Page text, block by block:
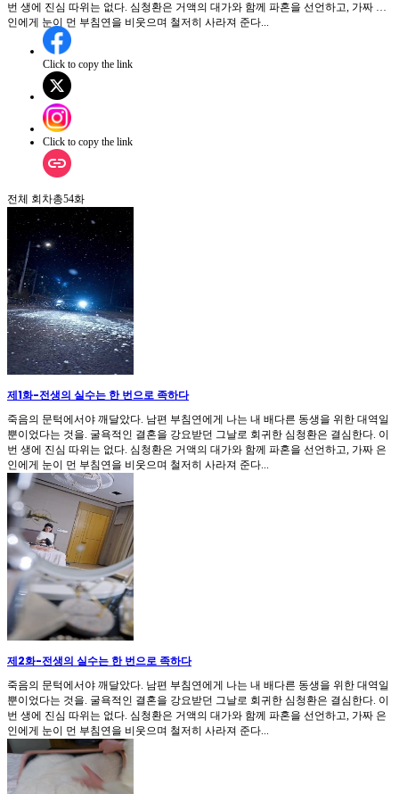
번 생에 진심 따위는 없다. 심청환은 거액의 대가와 함께 파혼을 선언하고, 가짜 은
인에게 눈이 먼 부침연을 비웃으며 철저히 사라져 준다...
Click to copy the link
Click to copy the link
전체 회차총54화
제1화-전생의 실수는 한 번으로 족하다
죽음의 문턱에서야 깨달았다. 남편 부침연에게 나는 내 배다른 동생을 위한 대역일
뿐이었다는 것을. 굴욕적인 결혼을 강요받던 그날로 회귀한 심청환은 결심한다. 이
번 생에 진심 따위는 없다. 심청환은 거액의 대가와 함께 파혼을 선언하고, 가짜 은
인에게 눈이 먼 부침연을 비웃으며 철저히 사라져 준다...
제2화-전생의 실수는 한 번으로 족하다
죽음의 문턱에서야 깨달았다. 남편 부침연에게 나는 내 배다른 동생을 위한 대역일
뿐이었다는 것을. 굴욕적인 결혼을 강요받던 그날로 회귀한 심청환은 결심한다. 이
번 생에 진심 따위는 없다. 심청환은 거액의 대가와 함께 파혼을 선언하고, 가짜 은
인에게 눈이 먼 부침연을 비웃으며 철저히 사라져 준다...